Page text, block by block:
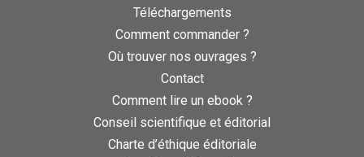
Téléchargements
Comment commander ?
Où trouver nos ouvrages ?
Contact
Comment lire un ebook ?
Conseil scientifique et éditorial
Charte d’éthique éditoriale